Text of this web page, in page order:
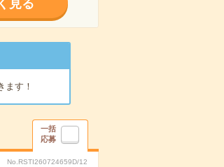
見る
ます！
一括
応募
No.RSTI260724659D/12